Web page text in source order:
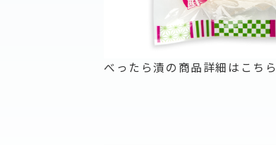
べったら漬の商品詳細はこちら